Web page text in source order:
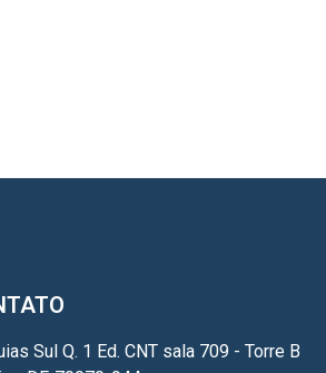
Sul Q. 1 Ed. CNT sala 709 - Torre B